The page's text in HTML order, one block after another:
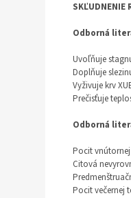
SKĽUDNENIE
Odborná
Uvoľňuje
Doplňuje
Vyživuje krv
Prečisťuje
Odborná
Pocit
Citová
Pocit večernej